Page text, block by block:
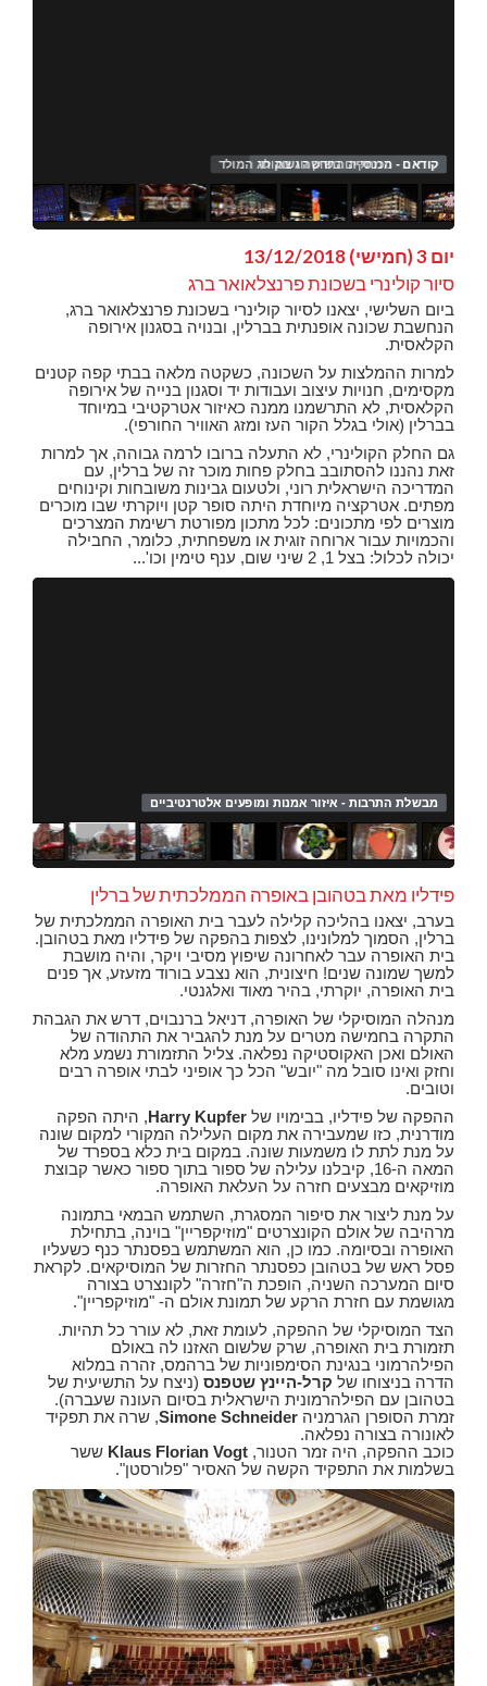
קודאם - ממתקים בשוק חג במולד
יום 3 (חמישי) 13/12/2018
סיור קולינרי בשכונת פרנצלאואר ברג
ביום השלישי, יצאנו לסיור קולינרי בשכונת פרנצלאואר ברג,
הנחשבת שכונה אופנתית בברלין, ובנויה בסגנון אירופה
הקלאסית.
למרות ההמלצות על השכונה, כשקטה מלאה בבתי קפה קטנים
מקסימים, חנויות עיצוב ועבודות יד וסגנון בנייה של אירופה
הקלאסית, לא התרשמנו ממנה כאיזור אטרקטיבי במיוחד
בברלין (אולי בגלל הקור העז ומזג האוויר החורפי).
גם החלק הקולינרי, לא התעלה ברובו לרמה גבוהה, אך למרות
זאת נהננו להסתובב בחלק פחות מוכר זה של ברלין, עם
המדריכה הישראלית רוני, ולטעום גבינות משובחות וקינוחים
מפתים. אטרקציה מיוחדת היתה סופר קטן ויוקרתי שבו מוכרים
מוצרים לפי מתכונים: לכל מתכון מפורטת רשימת המצרכים
והכמויות עבור ארוחה זוגית או משפחתית, כלומר, החבילה
יכולה לכלול: בצל 1, 2 שיני שום, ענף טימין וכו'...
מבשלת התרבות - איזור אמנות ומופעים אלטרנטיביים
פידליו מאת בטהובן באופרה הממלכתית של ברלין
בערב, יצאנו בהליכה קלילה לעבר בית האופרה הממלכתית של
ברלין, הסמוך למלונינו, לצפות בהפקה של פידליו מאת בטהובן.
בית האופרה עבר לאחרונה שיפוץ מסיבי ויקר, והיה מושבת
למשך שמונה שנים! חיצונית, הוא נצבע בורוד מזעזע, אך פנים
בית האופרה, יוקרתי, בהיר מאוד ואלגנטי.
מנהלה המוסיקלי של האופרה, דניאל ברנבוים, דרש את הגבהת
התקרה בחמישה מטרים על מנת להגביר את התהודה של
האולם ואכן האקוסטיקה נפלאה. צליל התזמורת נשמע מלא
וחזק ואינו סובל מה "יובש" הכל כך אופיני לבתי אופרה רבים
וטובים.
ההפקה של פידליו, בבימויו של Harry Kupfer, היתה הפקה
מודרנית, כזו שמעבירה את מקום העלילה המקורי למקום שונה
על מנת לתת לו משמעות שונה. במקום בית כלא בספרד של
המאה ה-16, קיבלנו עלילה של ספור בתוך ספור כאשר קבוצת
מוזיקאים מבצעים חזרה על העלאת האופרה.
על מנת ליצור את סיפור המסגרת, השתמש הבמאי בתמונה
מרהיבה של אולם הקונצרטים "מוזיקפריין" בוינה, בתחילת
האופרה ובסיומה. כמו כן, הוא המשתמש בפסנתר כנף כשעליו
פסל ראש של בטהובן כפסנתר החזרות של המוסיקאים. לקראת
סיום המערכה השניה, הופכת ה"חזרה" לקונצרט בצורה
מגושמת עם חזרת הרקע של תמונת אולם ה- "מוזיקפריין".
הצד המוסיקלי של ההפקה, לעומת זאת, לא עורר כל תהיות.
תזמורת בית האופרה, שרק שלשום האזנו לה באולם
הפילהרמוני בנגינת הסימפוניות של ברהמס, זהרה במלוא
הדרה בניצוחו של קרל-היינץ שטפנס (ניצח על התשיעית של
בטהובן עם הפילהרמונית הישראלית בסיום העונה שעברה).
זמרת הסופרן הגרמניה Simone Schneider, שרה את תפקיד
לאונורה בצורה נפלאה.
כוכב ההפקה, היה זמר הטנור, Klaus Florian Vogt ששר
בשלמות את התפקיד הקשה של האסיר "פלורסטן".